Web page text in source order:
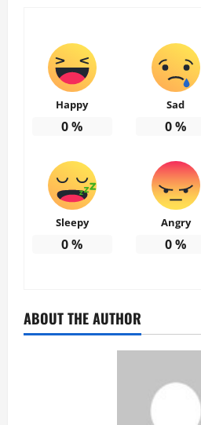
Happy
0%
Sad
0%
Sleepy
0%
Angry
0%
ABOUT THE AUTHOR